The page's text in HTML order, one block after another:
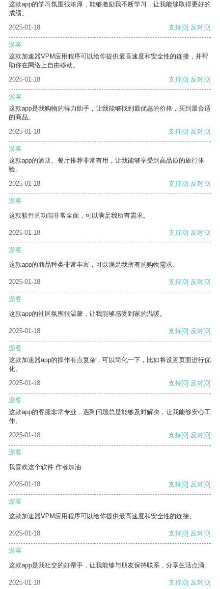
这款app的学习氛围很浓厚，能够激励我不断学习，让我能够取得更好的
成绩。
2025-01-18
支持[0] 反对[0]
游客
这款加速器VPM应用程序可以给你提供最高速度和安全性的连接，并帮
助你在网络上自由移动。
2025-01-18
支持[0] 反对[0]
游客
这款app是我购物的得力助手，让我能够找到最优惠的价格，买到最合适
的商品。
2025-01-18
支持[0] 反对[0]
游客
这款app的酒店、餐厅推荐非常有用，让我能够享受到高品质的旅行体
验。
2025-01-18
支持[0] 反对[0]
游客
这款软件的功能非常全面，可以满足我所有需求。
2025-01-18 支持[0] 反对[0]
游客
这款app的商品种类非常丰富，可以满足我所有的购物需求。
2025-01-18 支持[0] 反对[0]
游客
这款app的社区氛围很温馨，让我能够感受到家的温暖。
2025-01-18 支持[0] 反对[0]
游客
这款加速器app的操作有点复杂，可以简化一下，比如将设置页面进行优
化。
2025-01-18
支持[0] 反对[0]
游客
这款app的客服非常专业，遇到问题总是能够及时解决，让我能够安心工
作。
2025-01-18
支持[0] 反对[0]
游客
我喜欢这个软件 作者加油
2025-01-18 支持[0] 反对[0]
游客
这款加速器VPM应用程序可以给你提供最高速度和安全性的连接。
2025-01-18 支持[0] 反对[0]
游客
这款app是我社交的好帮手，让我能够与朋友保持联系，分享生活点滴。
2025-01-18 支持[0] 反对[0]